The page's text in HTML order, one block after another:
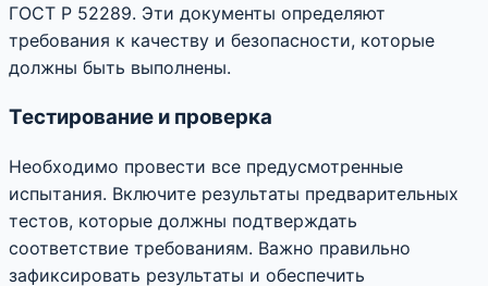
ГОСТ Р 52289. Эти документы определяют
требования к качеству и безопасности, которые
должны быть выполнены.
Тестирование и проверка
Необходимо провести все предусмотренные
испытания. Включите результаты предварительных
тестов, которые должны подтверждать
соответствие требованиям. Важно правильно
зафиксировать результаты и обеспечить